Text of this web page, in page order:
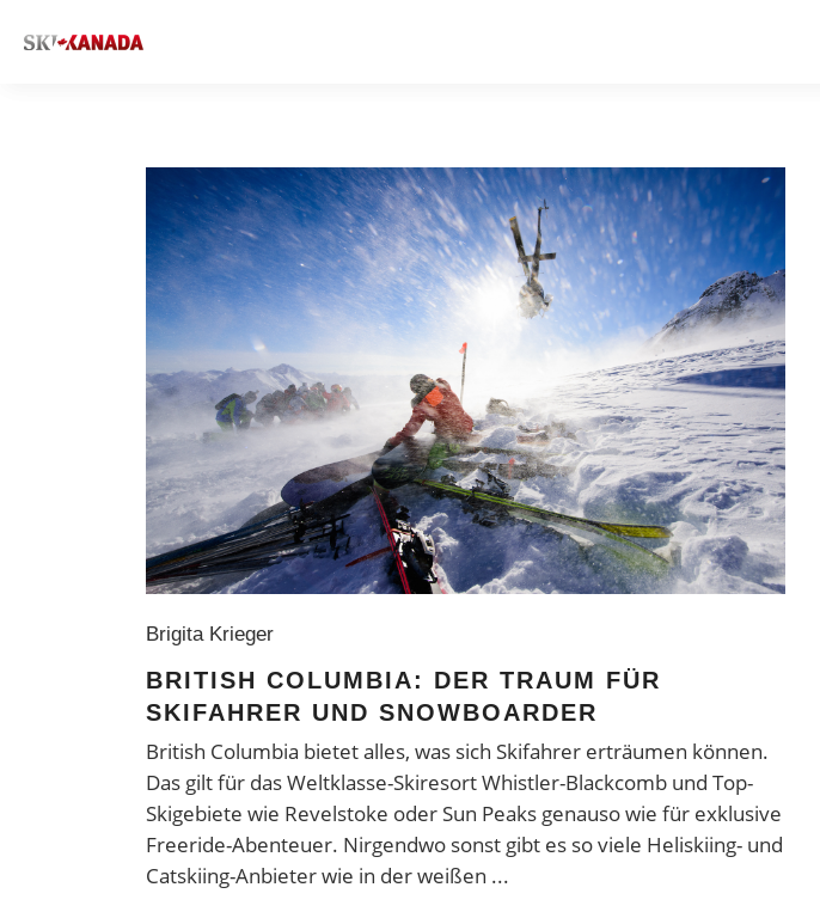
Brigita Krieger
BRITISH COLUMBIA: DER TRAUM FÜR
SKIFAHRER UND SNOWBOARDER
British Columbia bietet alles, was sich Skifahrer erträumen können.
Das gilt für das Weltklasse-Skiresort Whistler-Blackcomb und Top-
Skigebiete wie Revelstoke oder Sun Peaks genauso wie für exklusive
Freeride-Abenteuer. Nirgendwo sonst gibt es so viele Heliskiing- und
Catskiing-Anbieter wie in der weißen